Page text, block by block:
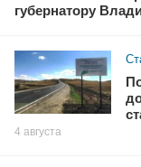
губернатору
4 августа